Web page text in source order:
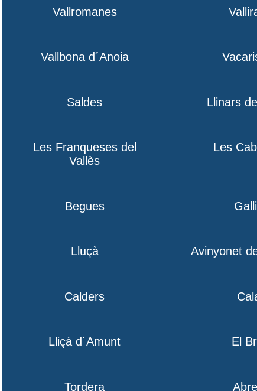
Vallromanes
Vallbona d´Anoia
Saldes Llinars
Les Franqueses del
Vallès
Les
Begues
Lluçà Avinyonet
Calders
Lliçà d´Amunt El
Tordera